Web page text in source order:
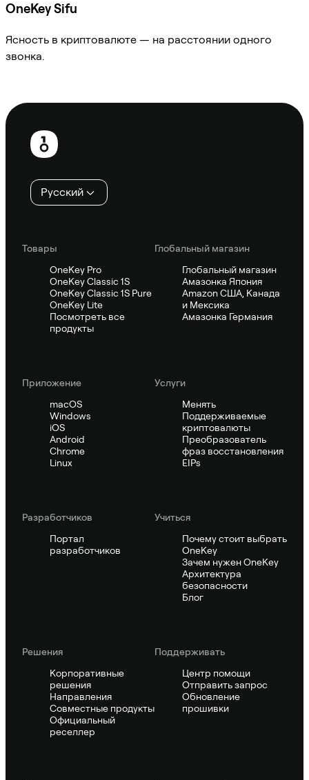
OneKey Sifu
Ясность в криптовалюте — на расстоянии одного
звонка.
Нижний
колонтитул
Русский
Товары
OneKey Pro
OneKey Classic 1S
OneKey Classic 1S Pure
OneKey Lite
Посмотреть все
продукты
Глобальный магазин
Глобальный магазин
Амазонка Япония
Amazon США, Канада
и Мексика
Амазонка Германия
Приложение
macOS
Windows
iOS
Android
Chrome
Linux
Услуги
Менять
Поддерживаемые
криптовалюты
Преобразователь
фраз восстановления
EIPs
Pазработчиков
Портал
разработчиков
Учиться
Почему стоит выбрать
OneKey
Зачем нужен OneKey
Архитектура
безопасности
Блог
Решения
Корпоративные
решения
Направления
Совместные продукты
Официальный
реселлер
Поддерживать
Центр помощи
Отправить запрос
Обновление
прошивки